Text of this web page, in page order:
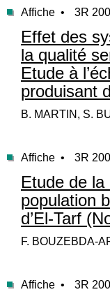
Affiche • 3R
Effet des
la qualité
Etude à
produisant
B. MARTIN, S.
Affiche • 3R
Etude de
population
d’El-Tarf
F. BOUZEBDA-
Affiche • 3R